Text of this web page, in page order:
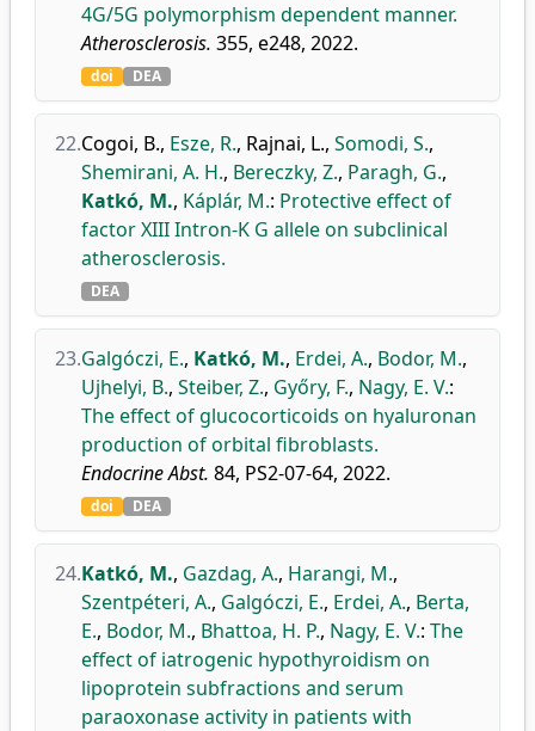
4G/5G polymorphism dependent manner.
Atherosclerosis. 355, e248, 2022.
doi DEA
22.Cogoi, B., Esze, R., Rajnai, L., Somodi, S.,
Shemirani, A. H., Bereczky, Z., Paragh, G.,
Katkó, M., Káplár, M.: Protective effect of
factor XIII Intron-K G allele on subclinical
atherosclerosis.
DEA
23.Galgóczi, E., Katkó, M., Erdei, A., Bodor, M.,
Ujhelyi, B., Steiber, Z., Győry, F., Nagy, E. V.:
The effect of glucocorticoids on hyaluronan
production of orbital fibroblasts.
Endocrine Abst. 84, PS2-07-64, 2022.
doi DEA
24.Katkó, M., Gazdag, A., Harangi, M.,
Szentpéteri, A., Galgóczi, E., Erdei, A., Berta,
E., Bodor, M., Bhattoa, H. P., Nagy, E. V.: The
effect of iatrogenic hypothyroidism on
lipoprotein subfractions and serum
paraoxonase activity in patients with